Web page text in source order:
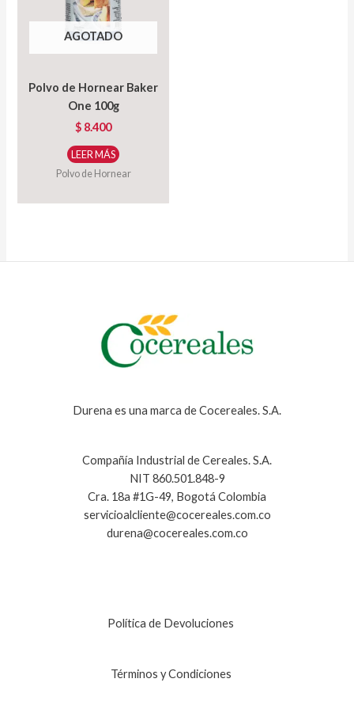
AGOTADO
Polvo de Hornear Baker
One 100g
$ 8.400
LEER MÁS
Polvo de Hornear
Durena es una marca de Cocereales. S.A.
Compañía Industrial de Cereales. S.A.
NIT 860.501.848-9
Cra. 18a #1G-49, Bogotá Colombia
servicioalcliente@cocereales.com.co
durena@cocereales.com.co
Política de Devoluciones
Términos y Condiciones